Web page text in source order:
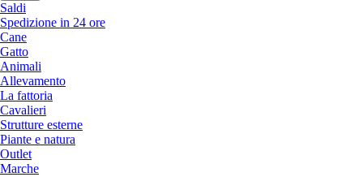
Saldi
Spedizione in 24 ore
Cane
Gatto
Animali
Allevamento
La fattoria
Cavalieri
Strutture esterne
Piante e natura
Outlet
Marche